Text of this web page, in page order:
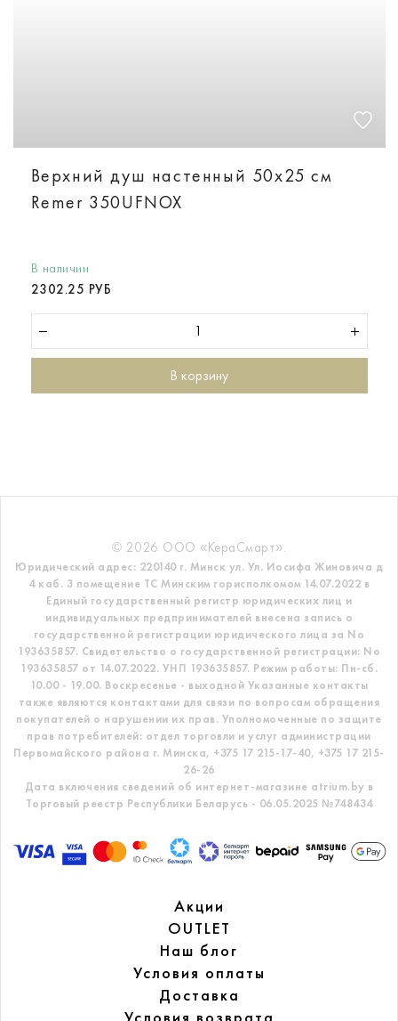
Верхний душ настенный 50x25 см
Remer 350UFNOX
В наличии
2302.25 РУБ
В корзину
© 2026 ООО «КераСмарт».
Юридический адрес: 220140 г. Минск ул. Ул. Иосифа Жиновича д
4 каб. 3 помещение ТС Минским горисполкомом 14.07.2022 в
Единый государственный регистр юридических лиц и
индивидуальных предпринимателей внесена запись о
государственной регистрации юридического лица за No
193635857. Свидетельство о государственной регистрации: No
193635857 от 14.07.2022. УНП 193635857. Режим работы: Пн-сб.
10.00 - 19.00. Воскресенье - выходной Указанные контакты
также являются контактами для связи по вопросам обращения
покупателей о нарушении их прав. Уполномоченные по защите
прав потребителей: отдел торговли и услуг администрации
Первомайского района г. Минска, +375 17 215-17-40, +375 17 215-
26-26
Дата включения сведений об интернет-магазине atrium.by в
Торговый реестр Республики Беларусь - 06.05.2025 №748434
Акции
OUTLET
Наш блог
Условия оплаты
Доставка